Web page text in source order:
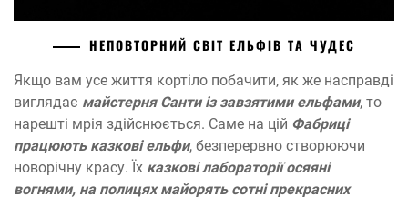
НЕПОВТОРНИЙ СВІТ ЕЛЬФІВ ТА ЧУДЕС
Якщо вам усе життя кортіло побачити, як же насправді
виглядає майстерня Санти із завзятими ельфами, то
нарешті мрія здійснюється. Саме на цій Фабриці
працюють казкові ельфи, безперервно створюючи
новорічну красу. Їх казкові лабораторії осяяні
вогнями, на полицях майорять сотні прекрасних